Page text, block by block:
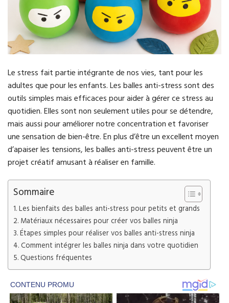
Le stress fait partie intégrante de nos vies, tant pour les
adultes que pour les enfants. Les balles anti-stress sont des
outils simples mais efficaces pour aider à gérer ce stress au
quotidien. Elles sont non seulement utiles pour se détendre,
mais aussi pour améliorer notre concentration et favoriser
une sensation de bien-être. En plus d’être un excellent moyen
d’apaiser les tensions, les balles anti-stress peuvent être un
projet créatif amusant à réaliser en famille.
Sommaire
Les bienfaits des balles anti-stress pour petits et grands
Matériaux nécessaires pour créer vos balles ninja
Étapes simples pour réaliser vos balles anti-stress ninja
Comment intégrer les balles ninja dans votre quotidien
Questions fréquentes